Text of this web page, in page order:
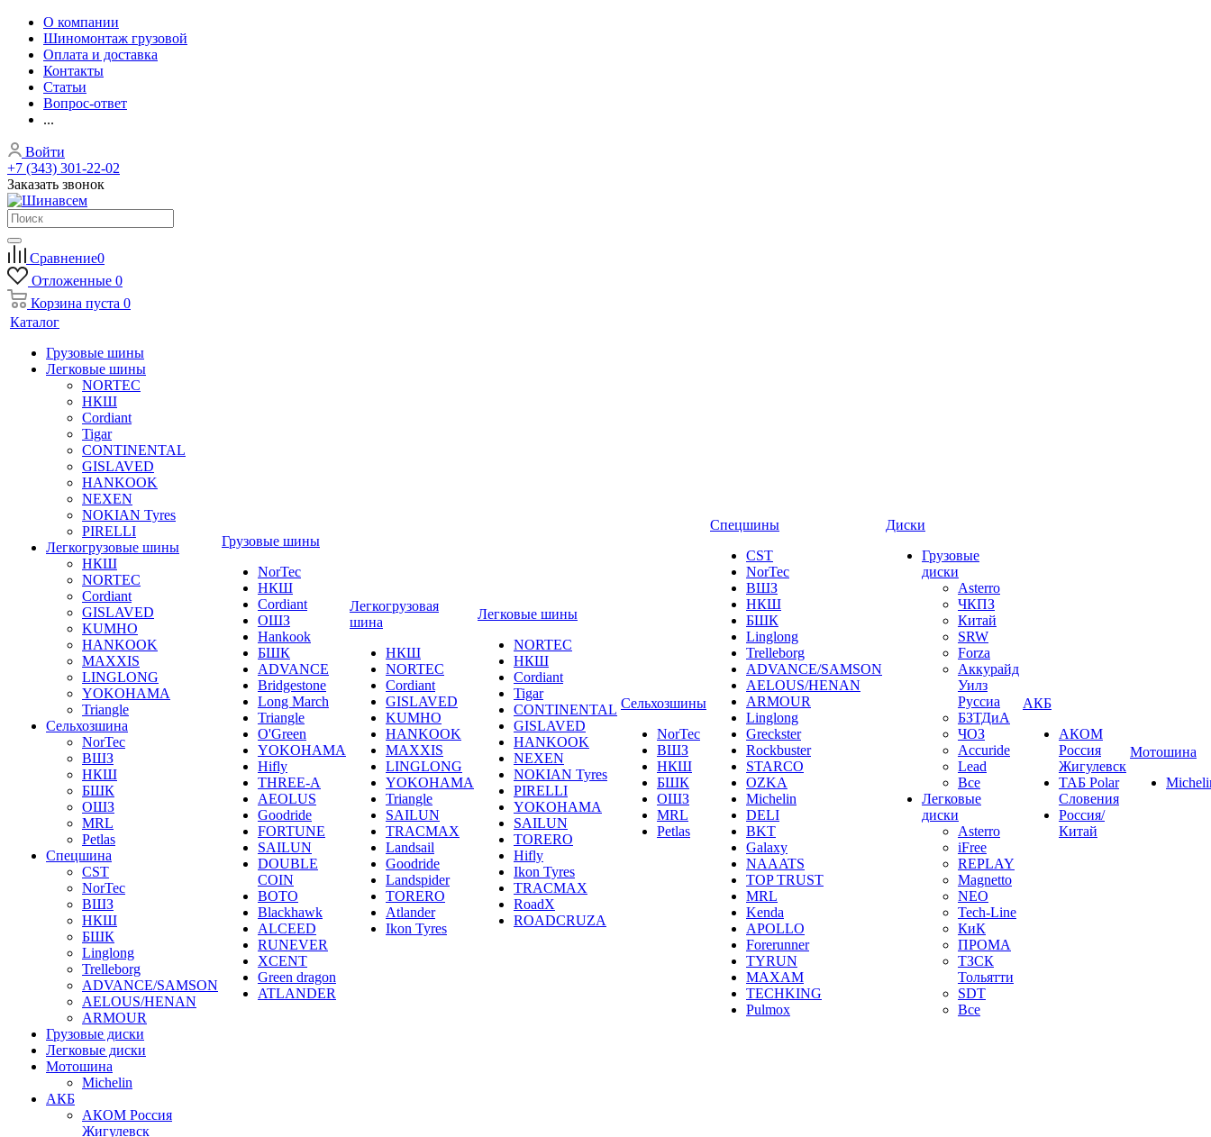
О компании
Шиномонтаж грузовой
Оплата и доставка
Контакты
Статьи
Вопрос-ответ
...
Войти
+7 (343) 301-22-02
Заказать звонок
Сравнение0
Отложенные 0
Корзина пуста 0
Каталог
Грузовые шины
Легковые шины
NORTEС
НКШ
Cordiant
Tigar
CONTINENTAL
GISLAVED
HANKOOK
NEXEN
NOKIAN Tyres
PIRELLI
Легкогрузовые шины
НКШ
NORTEС
Cordiant
GISLAVED
KUMHO
HANKOOK
MAXXIS
LINGLONG
YOKOHAMA
Triangle
Сельхозшина
NorTec
ВШЗ
НКШ
БШК
ОШЗ
MRL
Petlas
Спецшина
CST
NorTec
ВШЗ
НКШ
БШК
Linglong
Trelleborg
ADVANCE/SAMSON
AELOUS/HENAN
ARMOUR
Грузовые диски
Легковые диски
Мотошина
Michelin
АКБ
АКОМ Россия
Жигулевск
Грузовые шины
NorTec
НКШ
Cordiant
ОШЗ
Hankook
БШК
ADVANCE
Bridgestone
Long March
Triangle
O'Green
YOKOHAMA
Hifly
THREE-A
AEOLUS
Goodride
FORTUNE
SAILUN
DOUBLE
COIN
BOTO
Blackhawk
ALCEED
RUNEVER
XCENT
Green dragon
ATLANDER
Легкогрузовая
шина
НКШ
NORTEС
Cordiant
GISLAVED
KUMHO
HANKOOK
MAXXIS
LINGLONG
YOKOHAMA
Triangle
SAILUN
TRACMAX
Landsail
Goodride
Landspider
TORERO
Atlander
Ikon Tyres
Легковые шины
NORTEС
НКШ
Cordiant
Tigar
CONTINENTAL
GISLAVED
HANKOOK
NEXEN
NOKIAN Tyres
PIRELLI
YOKOHAMA
SAILUN
TORERO
Hifly
Ikon Tyres
TRACMAX
RoadX
ROADCRUZA
Сельхозшины
NorTec
ВШЗ
НКШ
БШК
ОШЗ
MRL
Petlas
Спецшины
CST
NorTec
ВШЗ
НКШ
БШК
Linglong
Trelleborg
ADVANCE/SAMSON
AELOUS/HENAN
ARMOUR
Linglong
Greckster
Rockbuster
STARCO
OZKA
Michelin
DELI
BKT
Galaxy
NAAATS
TOP TRUST
MRL
Kenda
APOLLO
Forerunner
TYRUN
MAXAM
TECHKING
Pulmox
Диски
Грузовые
диски
Asterro
ЧКПЗ
Китай
SRW
Forza
Аккурайд
Уилз
Руссиа
БЗТДиА
ЧОЗ
Accuride
Lead
Все
Легковые
диски
Asterro
iFree
REPLAY
Magnetto
NEO
Tech-Line
КиК
ПРОМА
ТЗСК
Тольятти
SDT
Все
АКБ
АКОМ
Россия
Жигулевск
ТАБ Polar
Словения
Россия/
Китай
Мотошина